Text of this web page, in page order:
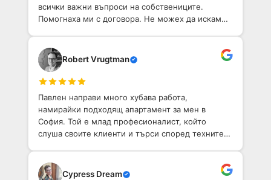
всички важни въпроси на собствениците.
Помогнаха ми с договора. Не можех да искам
Robert Vrugtman
Павлен направи много хубава работа,
намирайки подходящ апартамент за мен в
София. Той е млад професионалист, който
слуша своите клиенти и търси според техните
Cypress Dream